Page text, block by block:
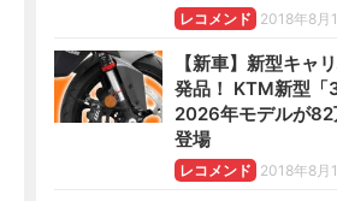
レコメンド 2018年8月
【新車】新型キャ
発品！ KTM新型「
2026年モデルが
登場
レコメンド 2018年8月